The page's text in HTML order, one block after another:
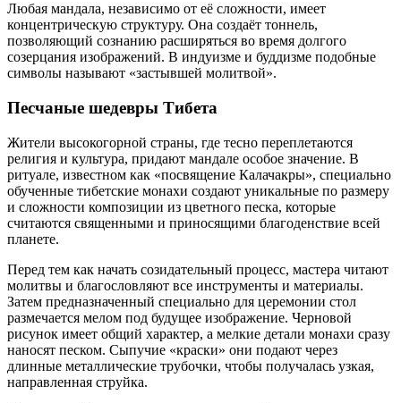
Любая мандала, независимо от её сложности, имеет
концентрическую структуру. Она создаёт тоннель,
позволяющий сознанию расширяться во время долгого
созерцания изображений. В индуизме и буддизме подобные
символы называют «застывшей молитвой».
Песчаные шедевры Тибета
Жители высокогорной страны, где тесно переплетаются
религия и культура, придают мандале особое значение. В
ритуале, известном как «посвящение Калачакры», специально
обученные тибетские монахи создают уникальные по размеру
и сложности композиции из цветного песка, которые
считаются священными и приносящими благоденствие всей
планете.
Перед тем как начать созидательный процесс, мастера читают
молитвы и благословляют все инструменты и материалы.
Затем предназначенный специально для церемонии стол
размечается мелом под будущее изображение. Черновой
рисунок имеет общий характер, а мелкие детали монахи сразу
наносят песком. Сыпучие «краски» они подают через
длинные металлические трубочки, чтобы получалась узкая,
направленная струйка.